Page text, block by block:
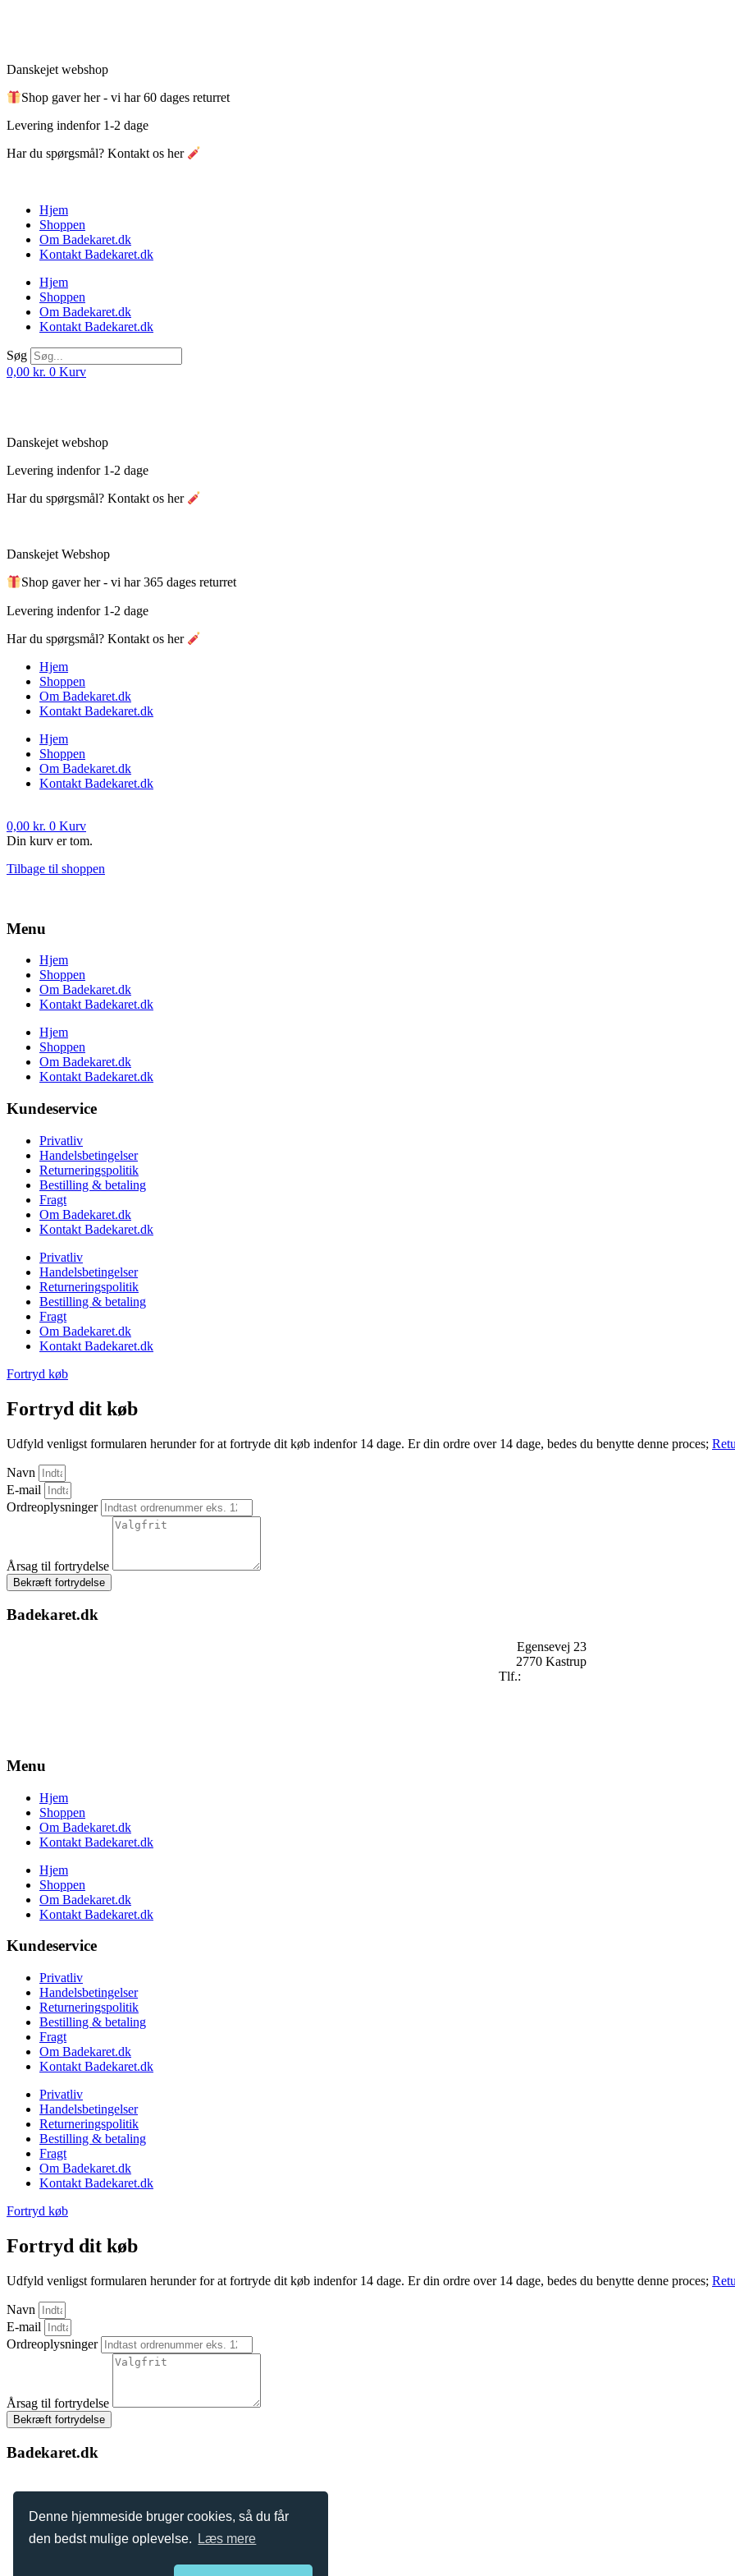
Denne hjemmeside bruger cookies, så du får
den bedst mulige oplevelse.
Læs mere
Danskejet webshop
Shop gaver her - vi har 60 dages returret
Levering indenfor 1-2 dage
Har du spørgsmål? Kontakt os her
Hjem
Shoppen
Om Badekaret.dk
Kontakt Badekaret.dk
Hjem
Shoppen
Om Badekaret.dk
Kontakt Badekaret.dk
Søg
0,00 kr. 0 Kurv
Danskejet webshop
Levering indenfor 1-2 dage
Har du spørgsmål? Kontakt os her
Danskejet Webshop
Shop gaver her - vi har 365 dages returret
Levering indenfor 1-2 dage
Har du spørgsmål? Kontakt os her
Hjem
Shoppen
Om Badekaret.dk
Kontakt Badekaret.dk
Hjem
Shoppen
Om Badekaret.dk
Kontakt Badekaret.dk
0,00 kr. 0 Kurv
Din kurv er tom.
Tilbage til shoppen
Menu
Hjem
Shoppen
Om Badekaret.dk
Kontakt Badekaret.dk
Hjem
Shoppen
Om Badekaret.dk
Kontakt Badekaret.dk
Kundeservice
Privatliv
Handelsbetingelser
Returneringspolitik
Bestilling & betaling
Fragt
Om Badekaret.dk
Kontakt Badekaret.dk
Privatliv
Handelsbetingelser
Returneringspolitik
Bestilling & betaling
Fragt
Om Badekaret.dk
Kontakt Badekaret.dk
Fortryd køb
Fortryd dit køb
Udfyld venligst formularen herunder for at fortryde dit køb indenfor 14 dage. Er din ordre over 14 dage, bedes du benytte denne proces;
Navn
E-mail
Ordreoplysninger
Årsag til fortrydelse
Bekræft fortrydelse
Badekaret.dk
Egensevej 23
2770 Kastrup
Tlf.:
Menu
Hjem
Shoppen
Om Badekaret.dk
Kontakt Badekaret.dk
Hjem
Shoppen
Om Badekaret.dk
Kontakt Badekaret.dk
Kundeservice
Privatliv
Handelsbetingelser
Returneringspolitik
Bestilling & betaling
Fragt
Om Badekaret.dk
Kontakt Badekaret.dk
Privatliv
Handelsbetingelser
Returneringspolitik
Bestilling & betaling
Fragt
Om Badekaret.dk
Kontakt Badekaret.dk
Fortryd køb
Fortryd dit køb
Udfyld venligst formularen herunder for at fortryde dit køb indenfor 14 dage. Er din ordre over 14 dage, bedes du benytte denne proces;
Navn
E-mail
Ordreoplysninger
Årsag til fortrydelse
Bekræft fortrydelse
Badekaret.dk